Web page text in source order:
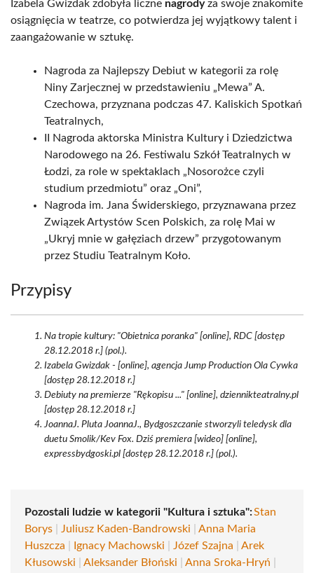
Izabela Gwizdak zdobyła liczne nagrodyza swoje znakomite
osiągnięcia w teatrze, co potwierdza jej wyjątkowy talent i
zaangażowanie w sztukę.
Nagroda za Najlepszy Debiut w kategorii za rolę
Niny Zarjecznej w przedstawieniu „Mewa” A.
Czechowa, przyznana podczas 47. Kaliskich Spotkań
Teatralnych,
II Nagroda aktorska Ministra Kultury i Dziedzictwa
Narodowego na 26. Festiwalu Szkół Teatralnych w
Łodzi, za role w spektaklach „Nosorożce czyli
studium przedmiotu” oraz „Oni”,
Nagroda im. Jana Świderskiego, przyznawana przez
Związek Artystów Scen Polskich, za rolę Mai w
„Ukryj mnie w gałęziach drzew” przygotowanym
przez Studiu Teatralnym Koło.
Przypisy
Na tropie kultury: "Obietnica poranka" [online], RDC [dostęp
28.12.2018 r.] (pol.).
Izabela Gwizdak - [online], agencja Jump Production Ola Cywka
[dostęp 28.12.2018 r.]
Debiuty na premierze "Rękopisu ..." [online], dziennikteatralny.pl
[dostęp 28.12.2018 r.]
JoannaJ. Pluta JoannaJ., Bydgoszczanie stworzyli teledysk dla
duetu Smolik/Kev Fox. Dziś premiera [wideo] [online],
expressbydgoski.pl [dostęp 28.12.2018 r.] (pol.).
Pozostali ludzie w kategorii "Kultura i sztuka":Stan
Borys
Juliusz Kaden-Bandrowski
Anna Maria
Huszcza
Ignacy Machowski Józef Szajna
Arek
Kłusowski
Aleksander Błoński Anna Sroka-Hryń